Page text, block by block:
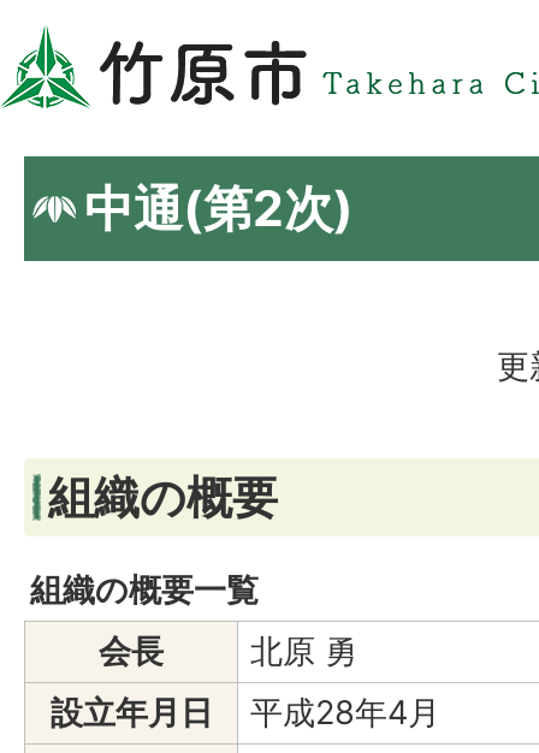
中通(第2次)
更
組織の概要
組織の概要一覧
会長
北原 勇
設立年月日
平成28年4月